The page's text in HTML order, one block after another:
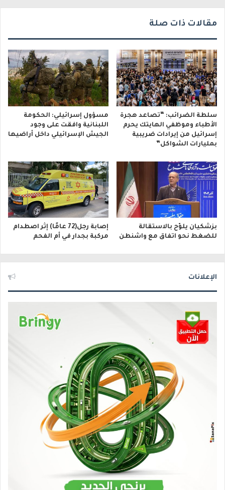
مقالات ذات صلة
سلطة الضرائب: “تصاعد هجرة
الأطباء وموظفي الهايتك يحرم
إسرائيل من إيرادات ضريبية
بمليارات الشواكل”
مسؤول إسرائيلي: الحكومة
اللبنانية وافقت على وجود
الجيش الإسرائيلي داخل أراضيها
بزشكيان يلوّح بالاستقالة
للضغط نحو اتفاق مع واشنطن
إصابة رجل(72 عامًا) إثر اصطدام
مركبة بجدار في أم الفحم
الإعلانات